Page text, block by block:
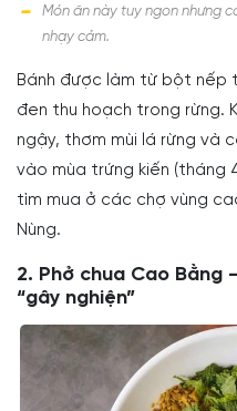
Món ăn này tuy ngon nhưng
nhạy cảm.
Bánh được làm từ bột nếp
đen thu hoạch trong rừng.
ngậy, thơm mùi lá rừng và
vào mùa trứng kiến (tháng
tìm mua ở các chợ vùng
Nùng.
2. Phở chua Cao Bằng
“gây nghiện”